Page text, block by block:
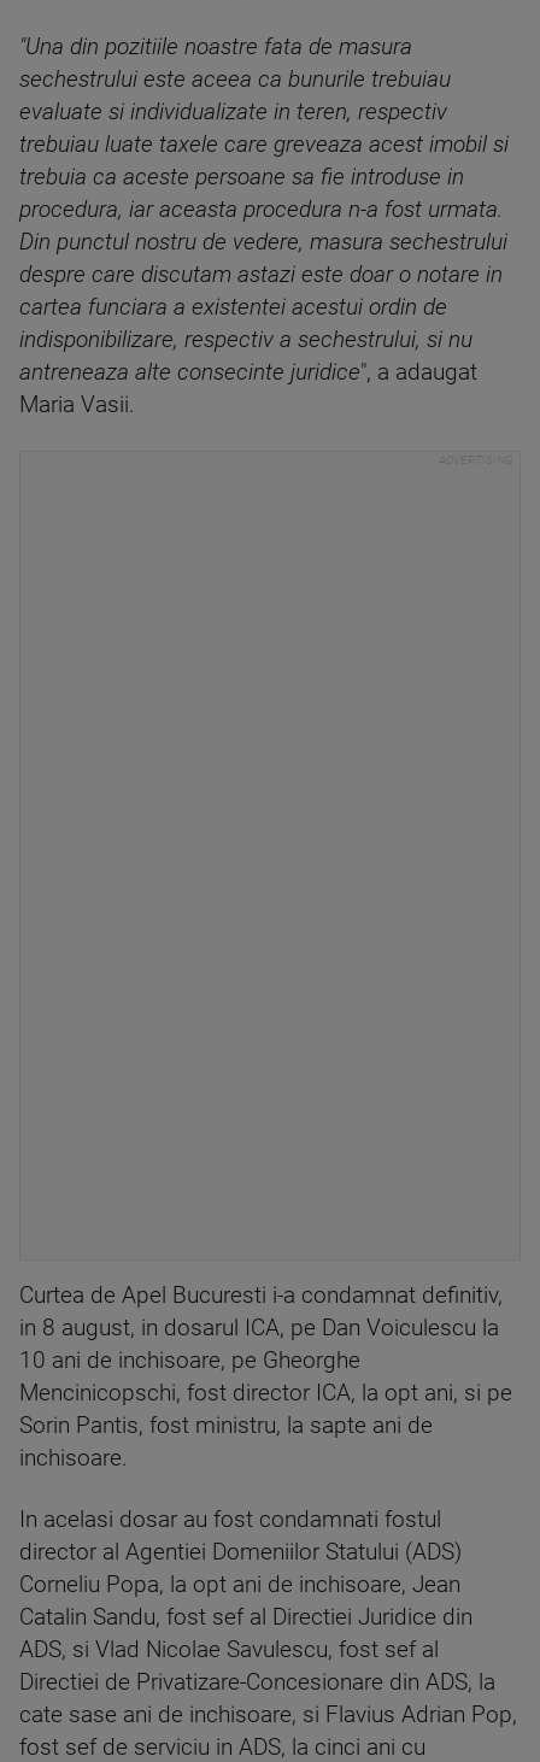
"Una din pozitiile noastre fata de masura
sechestrului este aceea ca bunurile trebuiau
evaluate si individualizate in teren, respectiv
trebuiau luate taxele care greveaza acest imobil si
trebuia ca aceste persoane sa fie introduse in
procedura, iar aceasta procedura n-a fost urmata.
Din punctul nostru de vedere, masura sechestrului
despre care discutam astazi este doar o notare in
cartea funciara a existentei acestui ordin de
indisponibilizare, respectiv a sechestrului, si nu
antreneaza alte consecinte juridice", a adaugat
Maria Vasii.
Curtea de Apel Bucuresti i-a condamnat definitiv,
in 8 august, in dosarul ICA, pe Dan Voiculescu la
10 ani de inchisoare, pe Gheorghe
Mencinicopschi, fost director ICA, la opt ani, si pe
Sorin Pantis, fost ministru, la sapte ani de
inchisoare.
In acelasi dosar au fost condamnati fostul
director al Agentiei Domeniilor Statului (ADS)
Corneliu Popa, la opt ani de inchisoare, Jean
Catalin Sandu, fost sef al Directiei Juridice din
ADS, si Vlad Nicolae Savulescu, fost sef al
Directiei de Privatizare-Concesionare din ADS, la
cate sase ani de inchisoare, si Flavius Adrian Pop,
fost sef de serviciu in ADS, la cinci ani cu